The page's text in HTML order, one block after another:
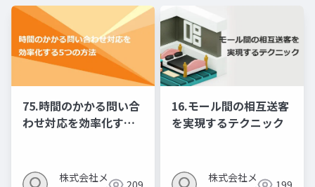
75.時間のかかる問い合
わせ対応を効率化する5
株式会社メ
16.モール間の相互送客
を実現するテクニック
株式会社メ